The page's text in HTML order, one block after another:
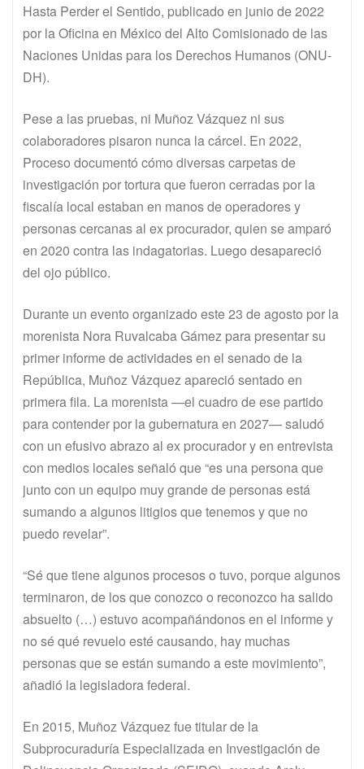
Hasta Perder el Sentido, publicado en junio de 2022
por la Oficina en México del Alto Comisionado de las
Naciones Unidas para los Derechos Humanos (ONU-
DH).
Pese a las pruebas, ni Muñoz Vázquez ni sus
colaboradores pisaron nunca la cárcel. En 2022,
Proceso documentó cómo diversas carpetas de
investigación por tortura que fueron cerradas por la
fiscalía local estaban en manos de operadores y
personas cercanas al ex procurador, quien se amparó
en 2020 contra las indagatorias. Luego desapareció
del ojo público.
Durante un evento organizado este 23 de agosto por la
morenista Nora Ruvalcaba Gámez para presentar su
primer informe de actividades en el senado de la
República, Muñoz Vázquez apareció sentado en
primera fila. La morenista —el cuadro de ese partido
para contender por la gubernatura en 2027— saludó
con un efusivo abrazo al ex procurador y en entrevista
con medios locales señaló que “es una persona que
junto con un equipo muy grande de personas está
sumando a algunos litigios que tenemos y que no
puedo revelar”.
“Sé que tiene algunos procesos o tuvo, porque algunos
terminaron, de los que conozco o reconozco ha salido
absuelto (…) estuvo acompañándonos en el informe y
no sé qué revuelo esté causando, hay muchas
personas que se están sumando a este movimiento”,
añadió la legisladora federal.
En 2015, Muñoz Vázquez fue titular de la
Subprocuraduría Especializada en Investigación de